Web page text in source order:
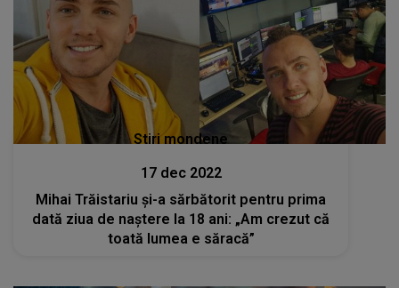
Stiri mondene
17 dec 2022
Mihai Trăistariu și-a sărbătorit pentru prima
dată ziua de naștere la 18 ani: „Am crezut că
toată lumea e săracă”